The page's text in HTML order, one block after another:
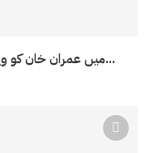
میں عمران خان کو ویڈیو لنک پر دیکھنا چاہتا ہوں ؛ اے...